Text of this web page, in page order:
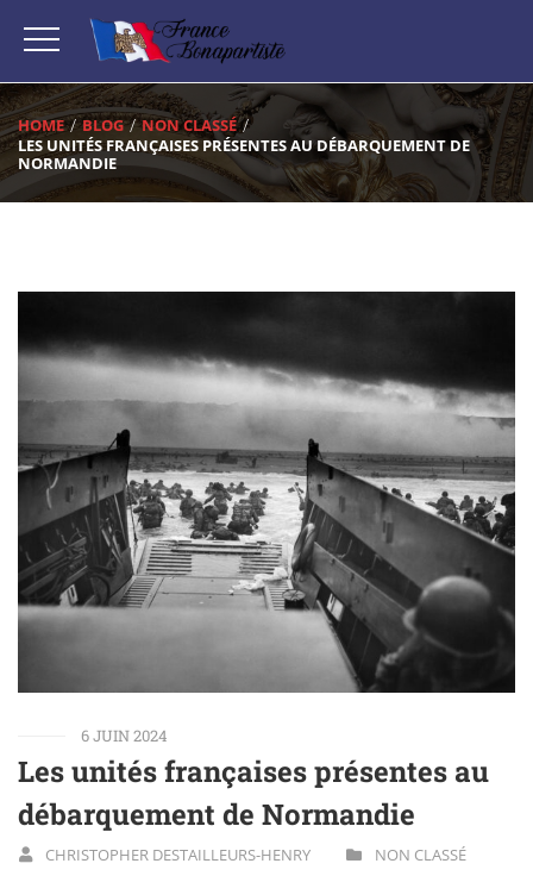
HOME BLOG
NON CLASSÉ
LES UNITÉS FRANÇAISES PRÉSENTES AU DÉBARQUEMENT DE
NORMANDIE
6 JUIN 2024
Les unités françaises présentes au
débarquement de Normandie
CHRISTOPHER DESTAILLEURS-HENRY NON CLASSÉ